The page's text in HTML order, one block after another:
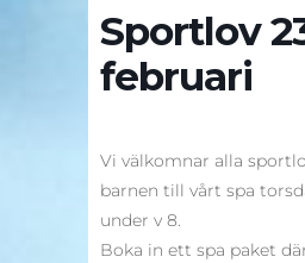
Sportlov
februari
Vi välkomnar alla
barnen till vårt spa
under v 8.
Boka in ett spa paket